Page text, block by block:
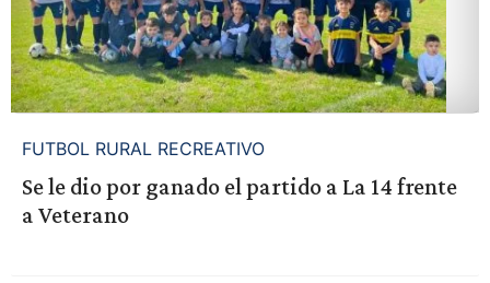
FUTBOL RURAL RECREATIVO
Se le dio por ganado el partido a La 14 frente
a Veterano